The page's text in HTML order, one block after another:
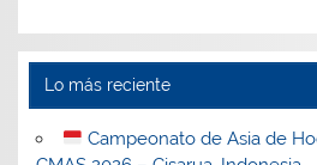
Lo más reciente
Campeonato de Asia de